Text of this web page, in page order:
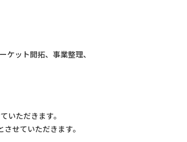
ケット開拓、事業整理、
いただきます。
せていただきます。